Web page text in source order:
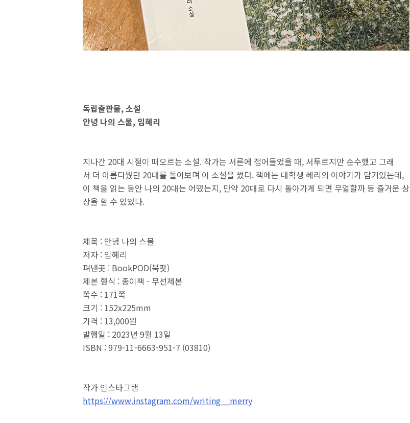
독립출판물, 소설
안녕 나의 스물, 임혜리
지나간 20대 시절이 떠오르는 소설. 작가는 서른에 접어들었을 때, 서투르지만 순수했고 그래
서 더 아름다웠던 20대를 돌아보며 이 소설을 썼다. 책에는 대학생 혜리의 이야기가 담겨있는데,
이 책을 읽는 동안 나의 20대는 어땠는지, 만약 20대로 다시 돌아가게 되면 무얼할까 등 즐거운 상
상을 할 수 있었다.
제목 : 안녕 나의 스물
저자 : 임혜리
펴낸곳 : BookPOD(북팟)
제본 형식 : 종이책 - 무선제본
쪽수 : 171쪽
크기 : 152x225mm
가격 : 13,000원
발행일 : 2023년 9월 13일
ISBN : 979-11-6663-951-7 (03810)
작가 인스타그램
https://www.instagram.com/writing__merry